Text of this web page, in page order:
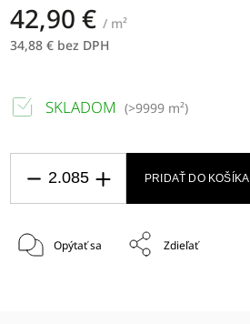
42,90 € / m²
34,88 € bez DPH
SKLADOM (>9999 m²)
PRIDAŤ DO KOŠÍKA
Opýtať sa Zdieľať